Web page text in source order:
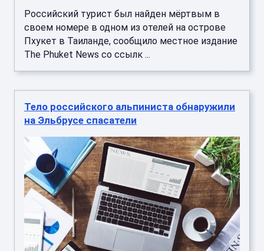
Российский турист был найден мёртвым в
своем номере в одном из отелей на острове
Пхукет в Таиланде, сообщило местное издание
The Phuket News со ссылк ...
Тело российского альпиниста обнаружили
на Эльбрусе спасатели